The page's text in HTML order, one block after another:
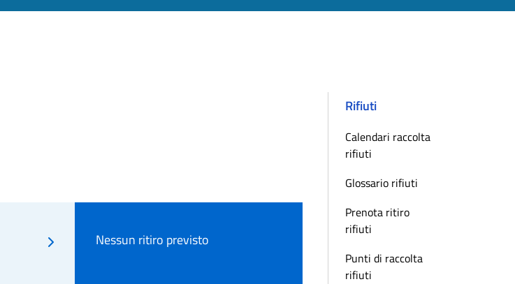
Nessun ritiro previsto
Rifiuti
Calendari raccolta
rifiuti
Glossario rifiuti
Prenota ritiro
rifiuti
Punti di raccolta
rifiuti